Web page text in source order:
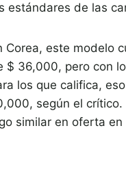
estándares de las
Corea, este modelo
$ 36,000, pero con
los que califica,
según el crítico.
similar en oferta en